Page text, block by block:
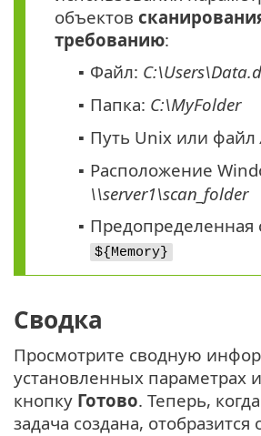
объектов
требованию:
▪ Файл:
▪ Папка: C:\MyFolder
▪ Путь Unix или файл
▪ Расположение
\\server1\scan_folder
▪ Предопределенная
${Memory}
Сводка
Просмотрите сводную
установленных параметрах
кнопку Готово. Теперь,
задача создана, отобразится